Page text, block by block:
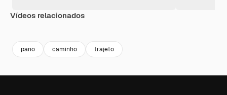
Vídeos relacionados
pano caminho trajeto